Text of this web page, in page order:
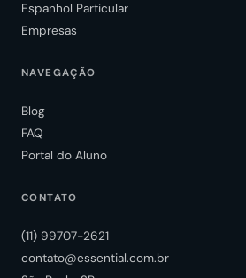
Espanhol Particular
Empresas
NAVEGAÇÃO
Blog
FAQ
Portal do Aluno
CONTATO
(11) 99707-2621
contato@essential.com.br